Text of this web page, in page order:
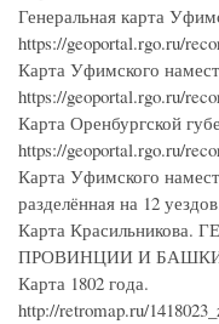
Генеральная карта
https://geoportal.rgo.ru/
Карта Уфимского
https://geoportal.rgo.ru/
Карта Оренбургской
https://geoportal.rgo.ru/
Карта Уфимского
разделённая на 12
Карта
ПРОВИНЦИИ И
Карта 1802 года.
http://retromap.ru/